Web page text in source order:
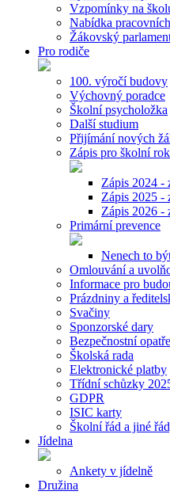
Vzpomínky na
Nabídka
Žákovský
Pro rodiče
100. výročí budovy
Výchovný poradce
Školní psycholožka
Další studium
Přijímání nových
Zápis pro školní
Zápis 2024 -
Zápis 2025 -
Zápis 2026 -
Primární prevence
Nenech to
Omlouvání a
Informace pro
Prázdniny a
Svačiny
Sponzorské dary
Bezpečnostní
Školská rada
Elektronické platby
Třídní schůzky
GDPR
ISIC karty
Školní řád a jiné
Jídelna
Ankety v jídelně
Družina